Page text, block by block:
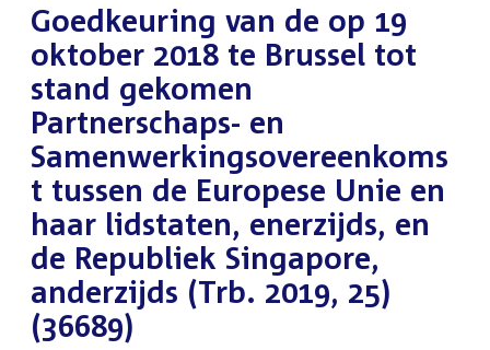
:Goedkeuring van de op 19
oktober 2018 te Brussel tot
stand gekomen
Partnerschaps- en
Samenwerkingsovereenkoms
t tussen de Europese Unie en
haar lidstaten, enerzijds, en
de Republiek Singapore,
anderzijds (Trb. 2019, 25)
(36689)